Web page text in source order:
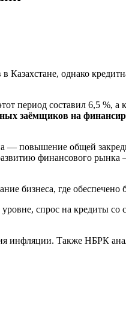
однако
период составил 6,5 %, а
заёмщиков на
— повышение общей
финансового рынка
бизнеса, где обеспечено
спрос на кредиты
инфляции. Также НБРК